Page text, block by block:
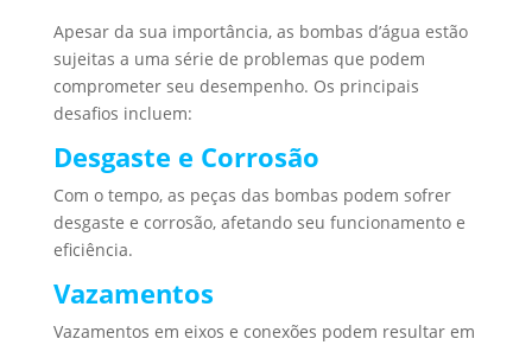
Apesar da sua importância, as bombas d’água estão
sujeitas a uma série de problemas que podem
comprometer seu desempenho. Os principais
desafios incluem:
Desgaste e Corrosão
Com o tempo, as peças das bombas podem sofrer
desgaste e corrosão, afetando seu funcionamento e
eficiência.
Vazamentos
Vazamentos em eixos e conexões podem resultar em